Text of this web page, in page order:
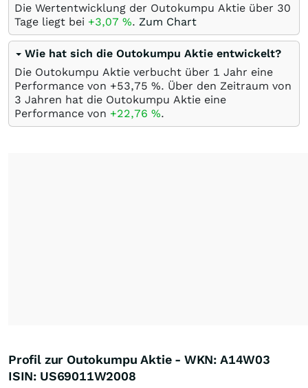
Die Wertentwicklung der Outokumpu Aktie über 30
Tage liegt bei +3,07 %. Zum Chart
Wie hat sich die Outokumpu Aktie entwickelt?
Die Outokumpu Aktie verbucht über 1 Jahr eine
Performance von +53,75 %. Über den Zeitraum von
3 Jahren hat die Outokumpu Aktie eine
Performance von +22,76 %.
Profil zur Outokumpu Aktie - WKN: A14W03
ISIN: US69011W2008